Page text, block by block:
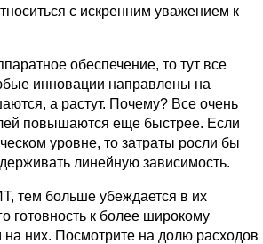
с искренним уважением к
обеспечение, то тут все
инновации направлены на
а растут. Почему? Все очень
повышаются еще быстрее. Если
уровне, то затраты росли бы
линейную зависимость.
тем больше убеждается в их
готовность к более широкому
них. Посмотрите на долю расходов